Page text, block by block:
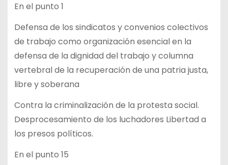
En el punto 1
Defensa de los sindicatos y convenios colectivos
de trabajo como organización esencial en la
defensa de la dignidad del trabajo y columna
vertebral de la recuperación de una patria justa,
libre y soberana
Contra la criminalización de la protesta social.
Desprocesamiento de los luchadores Libertad a
los presos políticos.
En el punto 15